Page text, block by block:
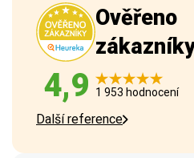
Ověřeno
4,9 1 953 hodnocení
Další reference